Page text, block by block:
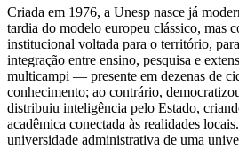
Criada em 1976, a Unesp nasce já
tardia do modelo europeu clássico, mas
institucional voltada para o território,
integração entre ensino, pesquisa e
multicampi — presente em dezenas de
conhecimento; ao contrário,
distribuiu inteligência pelo Estado,
acadêmica conectada às realidades
universidade administrativa de uma